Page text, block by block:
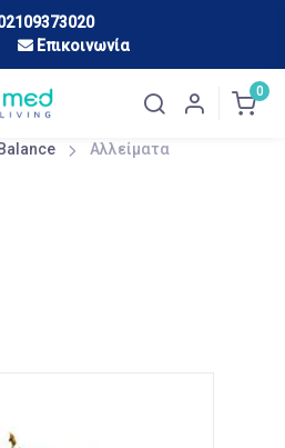
Επικοινωνία
0
Balance Αλλείματα